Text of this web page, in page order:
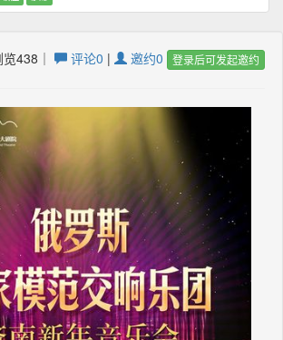
438｜ 评论0 | 邀约0 登录后可发起邀约